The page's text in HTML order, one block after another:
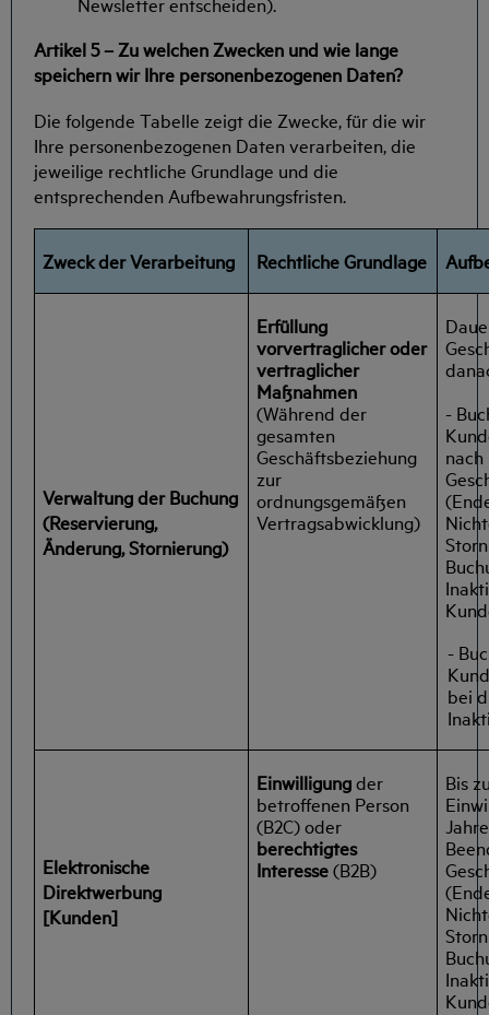
Artikel 5 – Zu welchen Zwecken und wie lange
speichern wir Ihre personenbezogenen Daten?
Die folgende Tabelle zeigt die Zwecke, für die wir
Ihre personenbezogenen Daten verarbeiten, die
jeweilige rechtliche Grundlage und die
entsprechenden Aufbewahrungsfristen.
Zweck der Verarbeitung Rechtliche Grundlage
Verwaltung der Buchung
(Reservierung,
Änderung, Stornierung)
Erfüllung
vorvertraglicher oder
vertraglicher
Maßnahmen
(Während der
gesamten
Geschäftsbeziehung
zur
ordnungsgemäßen
Vertragsabwicklung)
-
-
bei
Elektronische
Direktwerbung
[Kunden]
Einwilligungder
betroffenen Person
(B2C)oder
berechtigtes
Interesse(B2B)
Bis